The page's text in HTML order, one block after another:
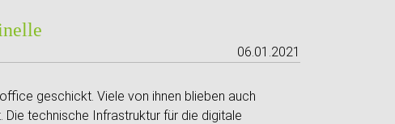
06.01.2021
geschickt. Viele von ihnen blieben auch
technische Infrastruktur für die digitale